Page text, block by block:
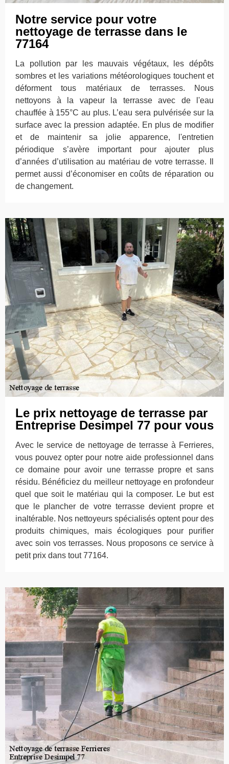
Notre service pour votre
nettoyage de terrasse dans le
77164
La pollution par les mauvais végétaux, les dépôts
sombres et les variations météorologiques touchent et
déforment tous matériaux de terrasses. Nous
nettoyons à la vapeur la terrasse avec de l'eau
chauffée à 155°C au plus. L’eau sera pulvérisée sur la
surface avec la pression adaptée. En plus de modifier
et de maintenir sa jolie apparence, l'entretien
périodique s’avère important pour ajouter plus
d’années d’utilisation au matériau de votre terrasse. Il
permet aussi d’économiser en coûts de réparation ou
de changement.
Le prix nettoyage de terrasse par
Entreprise Desimpel 77 pour vous
Avec le service de nettoyage de terrasse à Ferrieres,
vous pouvez opter pour notre aide professionnel dans
ce domaine pour avoir une terrasse propre et sans
résidu. Bénéficiez du meilleur nettoyage en profondeur
quel que soit le matériau qui la composer. Le but est
que le plancher de votre terrasse devient propre et
inaltérable. Nos nettoyeurs spécialisés optent pour des
produits chimiques, mais écologiques pour purifier
avec soin vos terrasses. Nous proposons ce service à
petit prix dans tout 77164.